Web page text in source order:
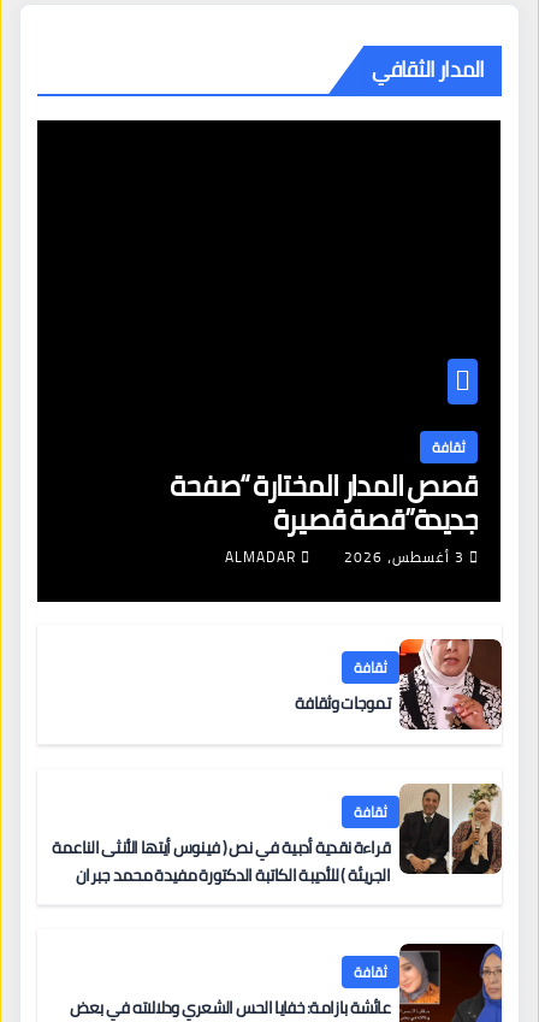
المدار الثقافي
ثقافة
قصص المدار المختارة “صفحة
جديدة”قصة قصيرة
3 أغسطس، 2026 ALMADAR
ثقافة
تموجات وثقافة
ثقافة
قراءة نقدية أدبية في نص ( فينوس أيتها الأنثى الناعمة
الجريئة ) للأديبة الكاتبة الدكتورة مفيدة محمد جبران
ثقافة
عائشة بازامة: خفايا الحس الشعري ودلالاته في بعض